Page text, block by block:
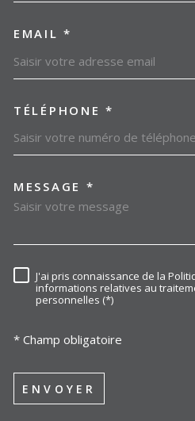
EMAIL *
TÉLÉPHONE *
MESSAGE *
J'ai pris connaissance de la
informations relatives au
personnelles (*)
* Champ obligatoire
ENVOYER